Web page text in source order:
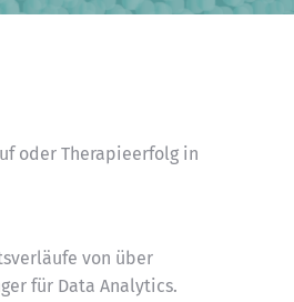
oder Therapieerfolg in
von über
für Data Analytics.